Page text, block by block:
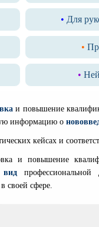
• Для
•
•
и повышение
информацию о
кейсах и
и повышение
профессиональной
в своей сфере.